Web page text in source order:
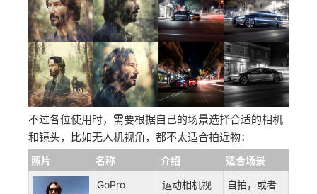
不过各位使用时，需要根据自己的场景选择合适的相机
和镜头，比如无人机视角，都不太适合拍近物：
照片 名称 介绍
适合场景
GoPro
运动相机视
自拍，或者